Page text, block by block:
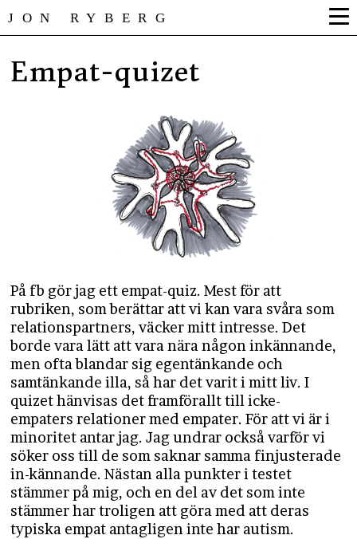
JON RYBERG
Empat-quizet
På fb gör jag ett empat-quiz. Mest för att
rubriken, som berättar att vi kan vara svåra som
relationspartners, väcker mitt intresse. Det
borde vara lätt att vara nära någon inkännande,
men ofta blandar sig egentänkande och
samtänkande illa, så har det varit i mitt liv. I
quizet hänvisas det framförallt till icke-
empaters relationer med empater. För att vi är i
minoritet antar jag. Jag undrar också varför vi
söker oss till de som saknar samma finjusterade
in-kännande. Nästan alla punkter i testet
stämmer på mig, och en del av det som inte
stämmer har troligen att göra med att deras
typiska empat antagligen inte har autism.